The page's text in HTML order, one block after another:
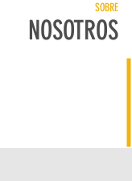
SOBRE
NOSOTROS